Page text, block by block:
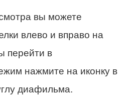
вы можете
влево и вправо на
перейти в
нажмите на иконку в
диафильма.